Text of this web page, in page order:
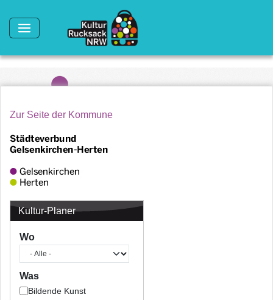
Zur Seite der Kommune
Kultur-Planer
Wo
Was
Bildende Kunst